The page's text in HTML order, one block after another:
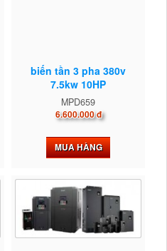
biến tần 3 pha 380v
7.5kw 10HP
MPD659
6.600.000 đ
MUA HÀNG